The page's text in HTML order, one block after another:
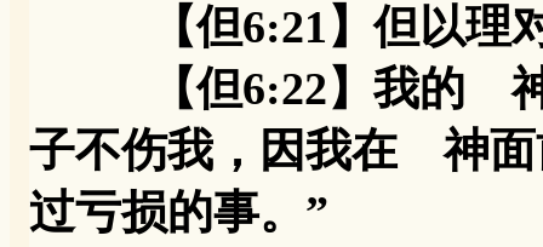
【但6:21】但以理对
【但6:22】我的 神
子不伤我，因我在 神面
过亏损的事。”